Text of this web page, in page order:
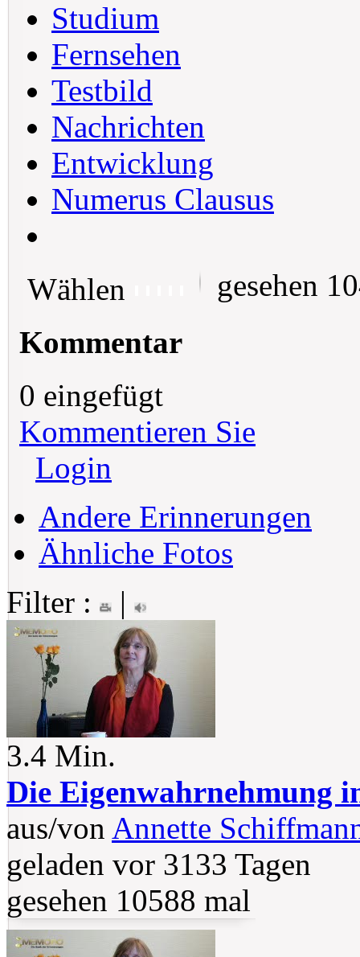
Studium
Fernsehen
Testbild
Nachrichten
Entwicklung
Numerus Clausus
Wählen
gesehen
Kommentar
0 eingefügt
Kommentieren Sie
Login
Andere Erinnerungen
Ähnliche Fotos
Filter :
|
3.4 Min.
Die Eigenwahrnehmung
aus/von Annette
geladen vor 3133 Tagen
gesehen 10588 mal